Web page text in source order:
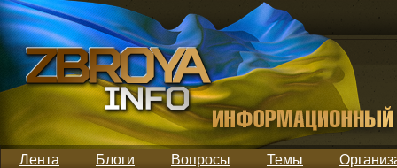
Лента Блоги Вопросы Темы